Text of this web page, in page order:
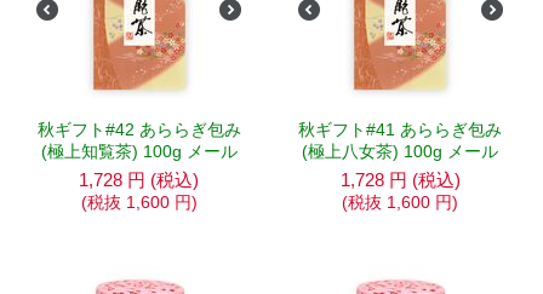
秋ギフト#42 あららぎ包み
(極上知覧茶) 100g メール
1,728 円 (税込)
(税抜 1,600 円)
秋ギフト#41 あららぎ包み
(極上八女茶) 100g メール
1,728 円 (税込)
(税抜 1,600 円)